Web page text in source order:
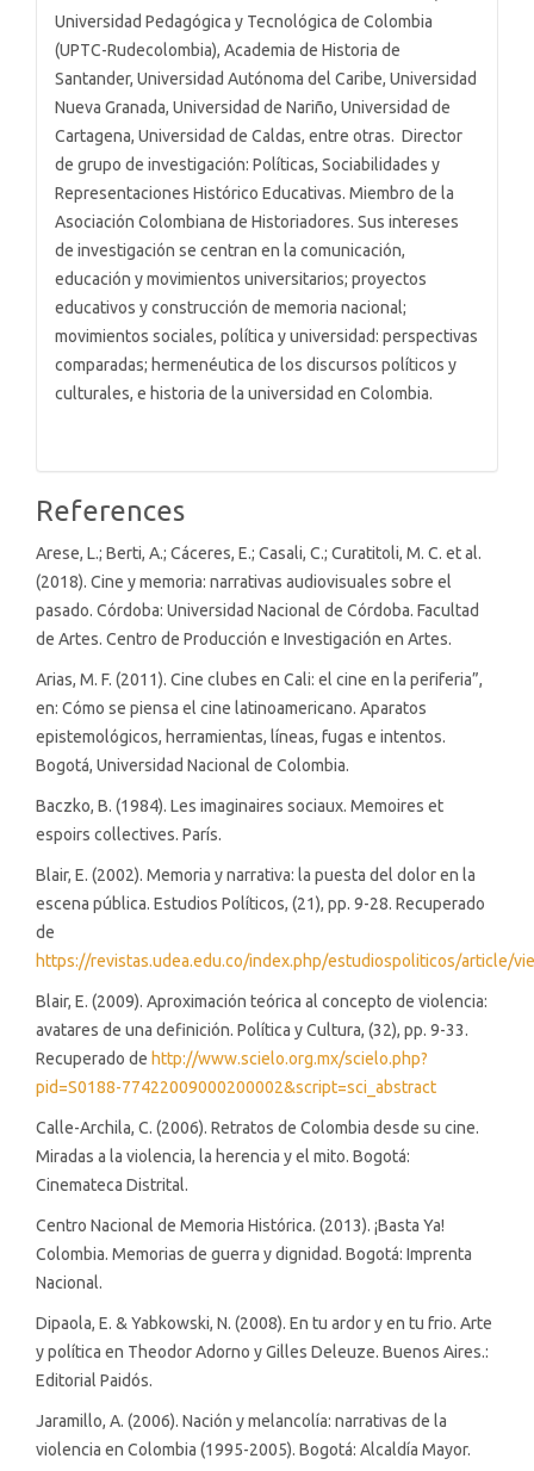
Universidad Pedagógica y Tecnológica de Colombia
(UPTC-Rudecolombia), Academia de Historia de
Santander, Universidad Autónoma del Caribe, Universidad
Nueva Granada, Universidad de Nariño, Universidad de
Cartagena, Universidad de Caldas, entre otras. Director
de grupo de investigación: Políticas, Sociabilidades y
Representaciones Histórico Educativas. Miembro de la
Asociación Colombiana de Historiadores. Sus intereses
de investigación se centran en la comunicación,
educación y movimientos universitarios; proyectos
educativos y construcción de memoria nacional;
movimientos sociales, política y universidad: perspectivas
comparadas; hermenéutica de los discursos políticos y
culturales, e historia de la universidad en Colombia.
References
Arese, L.; Berti, A.; Cáceres, E.; Casali, C.; Curatitoli, M. C. et al.
(2018). Cine y memoria: narrativas audiovisuales sobre el
pasado. Córdoba: Universidad Nacional de Córdoba. Facultad
de Artes. Centro de Producción e Investigación en Artes.
Arias, M. F. (2011). Cine clubes en Cali: el cine en la periferia”,
en: Cómo se piensa el cine latinoamericano. Aparatos
epistemológicos, herramientas, líneas, fugas e intentos.
Bogotá, Universidad Nacional de Colombia.
Baczko, B. (1984). Les imaginaires sociaux. Memoires et
espoirs collectives. París.
Blair, E. (2002). Memoria y narrativa: la puesta del dolor en la
escena pública. Estudios Políticos, (21), pp. 9-28. Recuperado
de
https://revistas.udea.edu.co/index.php/estudiospoliticos/article/
Blair, E. (2009). Aproximación teórica al concepto de violencia:
avatares de una definición. Política y Cultura, (32), pp. 9-33.
Recuperado de http://www.scielo.org.mx/scielo.php?
pid=S0188-77422009000200002&script=sci_abstract
Calle-Archila, C. (2006). Retratos de Colombia desde su cine.
Miradas a la violencia, la herencia y el mito. Bogotá:
Cinemateca Distrital.
Centro Nacional de Memoria Histórica. (2013). ¡Basta Ya!
Colombia. Memorias de guerra y dignidad. Bogotá: Imprenta
Nacional.
Dipaola, E. & Yabkowski, N. (2008). En tu ardor y en tu frio. Arte
y política en Theodor Adorno y Gilles Deleuze. Buenos Aires.:
Editorial Paidós.
Jaramillo, A. (2006). Nación y melancolía: narrativas de la
violencia en Colombia (1995-2005). Bogotá: Alcaldía Mayor.